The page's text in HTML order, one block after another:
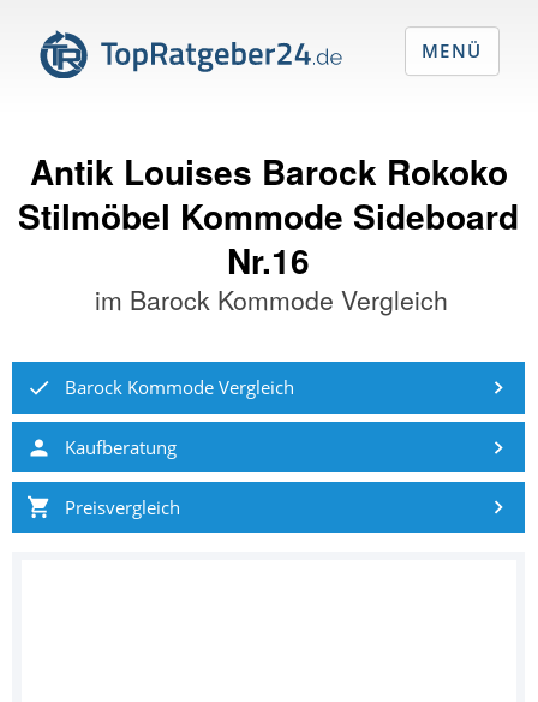
Antik Louises Barock Rokoko
Stilmöbel Kommode Sideboard
Nr.16
im Barock Kommode Vergleich
Barock Kommode Vergleich
Kaufberatung
Preisvergleich
MENÜ